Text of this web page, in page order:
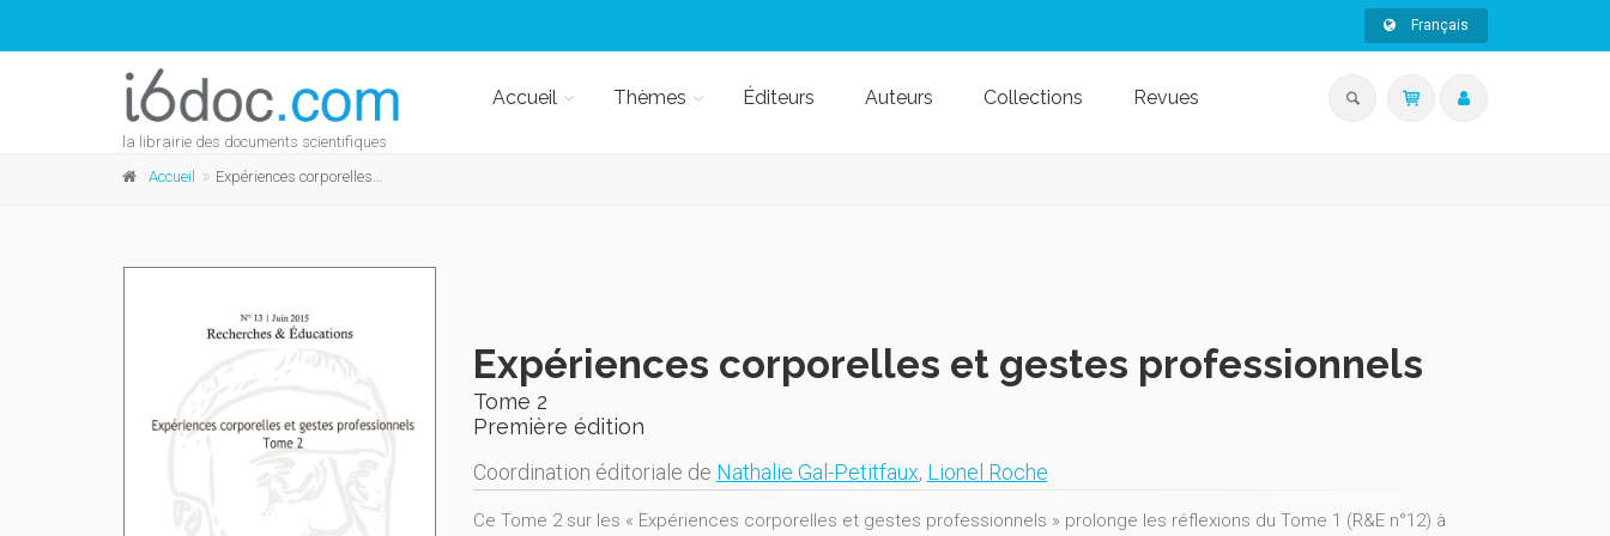
Français
la librairie des documents scientifiques
Accueil Thèmes Éditeurs Auteurs Collections Revues
Accueil Expériences corporelles et gestes professionnels
Expériences corporelles et gestes professionnels
Tome 2
Première édition
Coordination éditoriale de Nathalie Gal-Petitfaux, Lionel Roche
Ce Tome 2 sur les « Expériences corporelles et gestes professionnels » prolonge les réflexions du Tome 1 (R&E n°12) à